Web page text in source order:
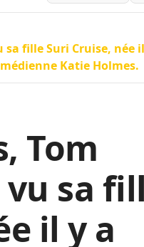
sa fille Suri Cruise, née
Katie Holmes.
Tom
vu sa
il y a